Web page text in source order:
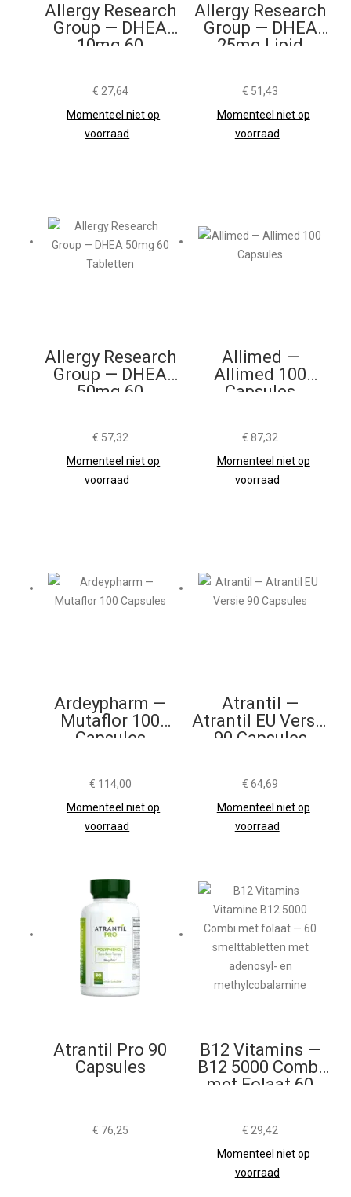
Allergy Research
Group — DHEA
10mg 60
€ 27,64
Momenteel niet op
voorraad
Allergy Research
Group — DHEA
25mg Lipid
€ 51,43
Momenteel niet op
voorraad
Allergy Research
Group — DHEA
50mg 60
€ 57,32
Momenteel niet op
voorraad
Allimed —
Allimed 100
Capsules
€ 87,32
Momenteel niet op
voorraad
Ardeypharm —
Mutaflor 100
Capsules
€ 114,00
Momenteel niet op
voorraad
Atrantil —
Atrantil EU Versie
90 Capsules
€ 64,69
Momenteel niet op
voorraad
Atrantil Pro 90
Capsules
€ 76,25
B12 Vitamins —
B12 5000 Combi
met Folaat 60
€ 29,42
Momenteel niet op
voorraad